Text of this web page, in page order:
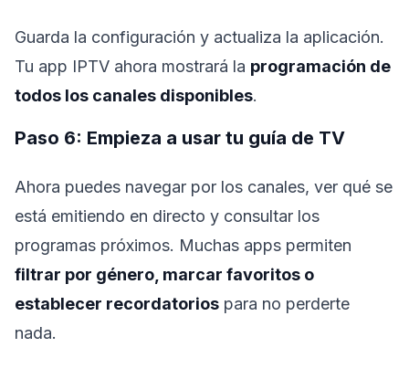
Guarda la configuración y actualiza la aplicación.
Tu app IPTV ahora mostrará la programación de
todos los canales disponibles.
Paso 6: Empieza a usar tu guía de TV
Ahora puedes navegar por los canales, ver qué se
está emitiendo en directo y consultar los
programas próximos. Muchas apps permiten
filtrar por género, marcar favoritos o
establecer recordatorios para no perderte
nada.